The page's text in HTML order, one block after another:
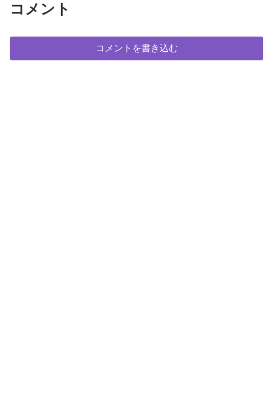
コメント
コメントを書き込む